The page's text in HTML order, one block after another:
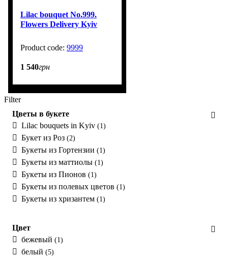
Lilac bouquet No.999.
Flowers Delivery Kyiv
9999
1 540грн
Filter
Цветы в букете
Lilac bouquets in Kyiv (1)
Букет из Роз (2)
Букеты из Гортензии (1)
Букеты из маттиолы (1)
Букеты из Пионов (1)
Букеты из полевых цветов (1)
Букеты из хризантем (1)
Цвет
бежевый (1)
белый (5)